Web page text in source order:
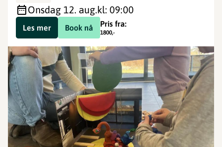
onsdag 12. aug.kl: 09:00
Book nå Pris fra:
1800,-
Les mer